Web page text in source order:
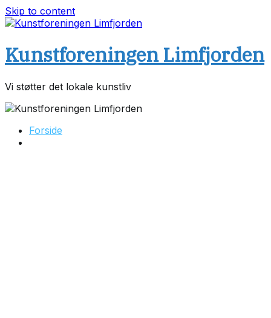
Skip to content
Kunstforeningen Limfjorden
Vi støtter det lokale kunstliv
Forside